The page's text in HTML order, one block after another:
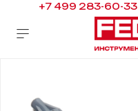
+7 499 283-60-33